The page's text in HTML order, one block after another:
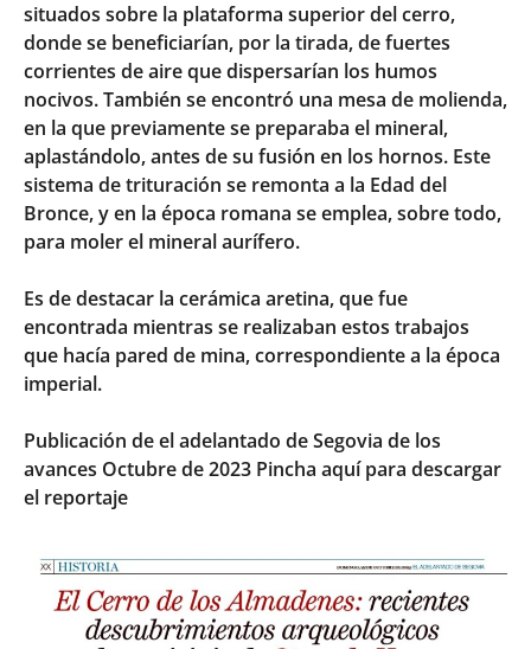
situados sobre la plataforma superior del cerro,
donde se beneficiarían, por la tirada, de fuertes
corrientes de aire que dispersarían los humos
nocivos. También se encontró una mesa de molienda,
en la que previamente se preparaba el mineral,
aplastándolo, antes de su fusión en los hornos. Este
sistema de trituración se remonta a la Edad del
Bronce, y en la época romana se emplea, sobre todo,
para moler el mineral aurífero.
Es de destacar la cerámica aretina, que fue
encontrada mientras se realizaban estos trabajos
que hacía pared de mina, correspondiente a la época
imperial.
Publicación de el adelantado de Segovia de los
avances Octubre de 2023 Pincha aquí para descargar
el reportaje